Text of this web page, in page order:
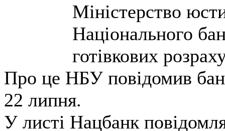
Міністерство
Національного
готівкових
Про це НБУ повідомив
22 липня.
У листі Нацбанк